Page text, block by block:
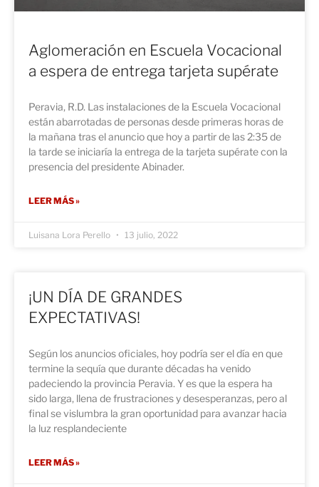
Aglomeración en Escuela Vocacional
a espera de entrega tarjeta supérate
Peravia, R.D. Las instalaciones de la Escuela Vocacional
están abarrotadas de personas desde primeras horas de
la mañana tras el anuncio que hoy a partir de las 2:35 de
la tarde se iniciaría la entrega de la tarjeta supérate con la
presencia del presidente Abinader.
LEER MÁS »
Luisana Lora Perello 13 julio, 2022
¡UN DÍA DE GRANDES
EXPECTATIVAS!
Según los anuncios oficiales, hoy podría ser el día en que
termine la sequía que durante décadas ha venido
padeciendo la provincia Peravia. Y es que la espera ha
sido larga, llena de frustraciones y desesperanzas, pero al
final se vislumbra la gran oportunidad para avanzar hacia
la luz resplandeciente
LEER MÁS »